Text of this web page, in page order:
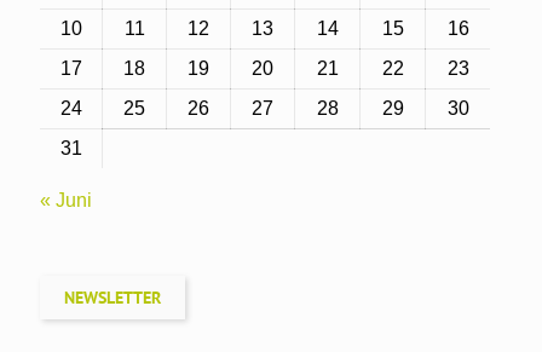
10
11 12 13 14 15
16
17
18 19 20 21 22
23
24
25 26 27 28 29
30
31
« Juni
NEWSLETTER